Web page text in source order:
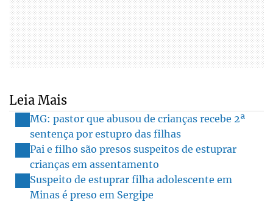
Leia Mais
MG: pastor que abusou de crianças recebe 2ª
sentença por estupro das filhas
Pai e filho são presos suspeitos de estuprar
crianças em assentamento
Suspeito de estuprar filha adolescente em
Minas é preso em Sergipe